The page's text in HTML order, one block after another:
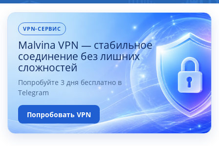
VPN-СЕРВИС
Malvina VPN — стабильное
соединение без лишних
сложностей
Попробуйте 3 дня бесплатно в
Telegram
Попробовать VPN